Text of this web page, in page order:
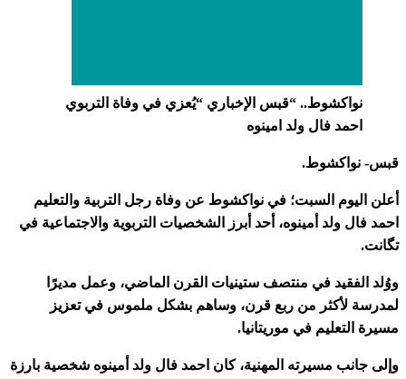
نواكشوط.. “قبس الإخباري “يُعزي في وفاة التربوي
احمد فال ولد امينوه
قبس- نواكشوط.
أعلن اليوم السبت؛ في نواكشوط عن وفاة رجل التربية والتعليم
احمد فال ولد أمينوه، أحد أبرز الشخصيات التربوية والاجتماعية في
تگانت.
ووُلد الفقيد في منتصف ستينيات القرن الماضي، وعمل مديرًا
لمدرسة لأكثر من ربع قرن، وساهم بشكل ملموس في تعزيز
مسيرة التعليم في موريتانيا.
وإلى جانب مسيرته المهنية، كان احمد فال ولد أمينوه شخصية بارزة